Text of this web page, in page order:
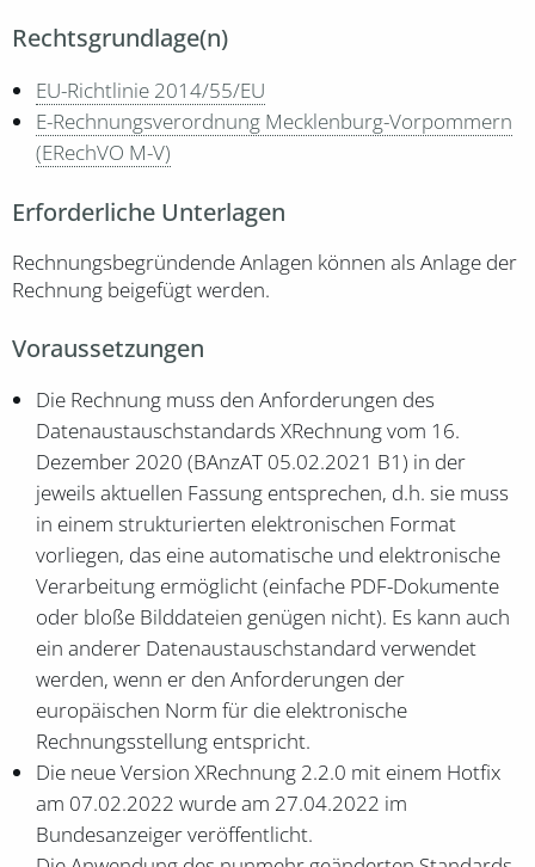
Rechtsgrundlage(n)
EU-Richtlinie 2014/55/EU
E-Rechnungsverordnung Mecklenburg-Vorpommern
(ERechVO M-V)
Erforderliche Unterlagen
Rechnungsbegründende Anlagen können als Anlage der
Rechnung beigefügt werden.
Voraussetzungen
Die Rechnung muss den Anforderungen des
Datenaustauschstandards XRechnung vom 16.
Dezember 2020 (BAnzAT 05.02.2021 B1) in der
jeweils aktuellen Fassung entsprechen, d.h. sie muss
in einem strukturierten elektronischen Format
vorliegen, das eine automatische und elektronische
Verarbeitung ermöglicht (einfache PDF-Dokumente
oder bloße Bilddateien genügen nicht). Es kann auch
ein anderer Datenaustauschstandard verwendet
werden, wenn er den Anforderungen der
europäischen Norm für die elektronische
Rechnungsstellung entspricht.
Die neue Version XRechnung 2.2.0 mit einem Hotfix
am 07.02.2022 wurde am 27.04.2022 im
Bundesanzeiger veröffentlicht.